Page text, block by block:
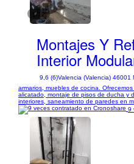
1/12
Montajes Y
Interior
9,6 (6)Valencia (Valencia) 46001
armarios, muebles de cocina.
alicatado, montaje de pisos de ducha y
interiores, saneamiento de paredes en
9